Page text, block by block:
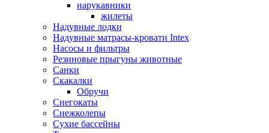
нарукавники
жилеты
Надувные лодки
Надувные матрасы-кровати Intex
Насосы и фильтры
Резиновые прыгуны животные
Санки
Скакалки
Обручи
Снегокаты
Снежколепы
Сухие бассейны